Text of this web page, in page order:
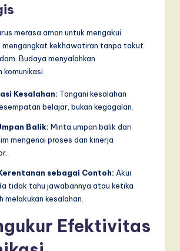
merasa aman untuk mengakui
mengangkat kekhawatiran tanpa takut
Budaya menyalahkan
Kesalahan: Tangani kesalahan
belajar, bukan kegagalan.
Balik: Minta umpan balik dari
mengenai proses dan kinerja
sebagai Contoh: Akui
tidak tahu jawabannya atau ketika
melakukan kesalahan.
Efektivitas